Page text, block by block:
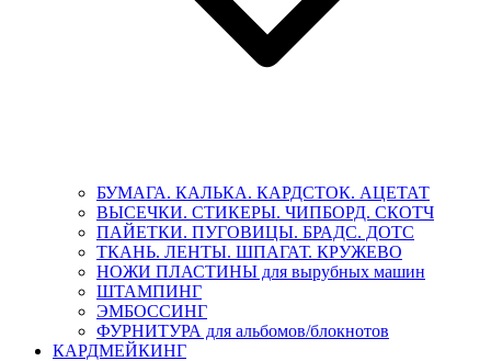
БУМАГА. КАЛЬКА. КАРДСТОК. АЦЕТАТ
ВЫСЕЧКИ. СТИКЕРЫ. ЧИПБОРД. СКОТЧ
ПАЙЕТКИ. ПУГОВИЦЫ. БРАДС. ДОТС
ТКАНЬ. ЛЕНТЫ. ШПАГАТ. КРУЖЕВО
НОЖИ ПЛАСТИНЫ для вырубных машин
ШТАМПИНГ
ЭМБОССИНГ
ФУРНИТУРА для альбомов/блокнотов
КАРДМЕЙКИНГ